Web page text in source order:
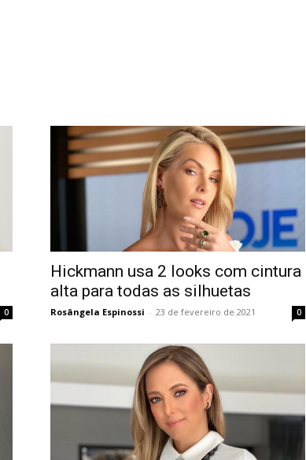
0
Hickmann usa 2 looks com cintura
alta para todas as silhuetas
Rosângela Espinossi - 23 de fevereiro de 2021 0